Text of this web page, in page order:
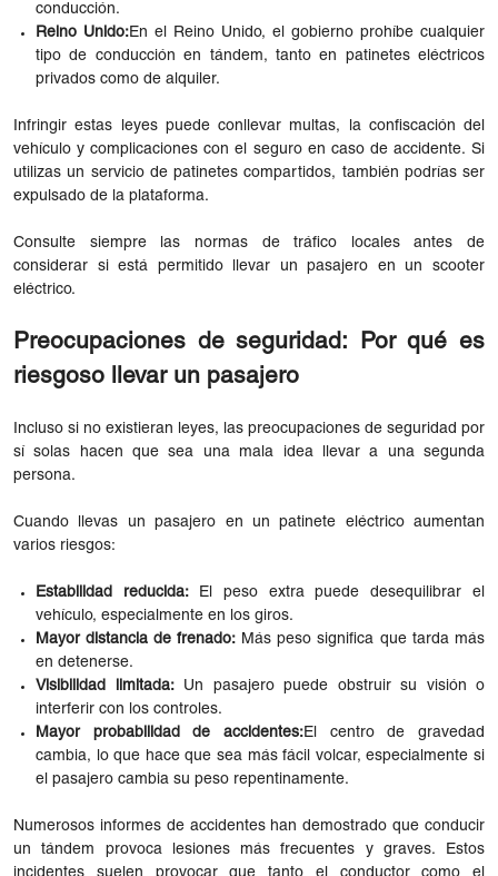
conducción.
Reino Unido:En el Reino Unido, el gobierno prohíbe cualquier
tipo de conducción en tándem, tanto en patinetes eléctricos
privados como de alquiler.
Infringir estas leyes puede conllevar multas, la confiscación del
vehículo y complicaciones con el seguro en caso de accidente. Si
utilizas un servicio de patinetes compartidos, también podrías ser
expulsado de la plataforma.
Consulte siempre las normas de tráfico locales antes de
considerar si está permitido llevar un pasajero en un scooter
eléctrico.
Preocupaciones de seguridad: Por qué es
riesgoso llevar un pasajero
Incluso si no existieran leyes, las preocupaciones de seguridad por
sí solas hacen que sea una mala idea llevar a una segunda
persona.
Cuando llevas un pasajero en un patinete eléctrico aumentan
varios riesgos:
Estabilidad reducida:
El peso extra puede desequilibrar el
vehículo, especialmente en los giros.
Mayor distancia de frenado: Más peso significa que tarda más
en detenerse.
Visibilidad limitada: Un pasajero puede obstruir su visión o
interferir con los controles.
Mayor probabilidad de accidentes:El centro de gravedad
cambia, lo que hace que sea más fácil volcar, especialmente si
el pasajero cambia su peso repentinamente.
Numerosos informes de accidentes han demostrado que conducir
un tándem provoca lesiones más frecuentes y graves. Estos
incidentes suelen provocar que tanto el conductor como el